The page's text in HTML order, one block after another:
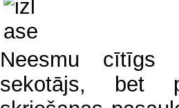
Neesmu cītīgs
sekotājs, bet